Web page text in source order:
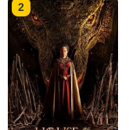
2